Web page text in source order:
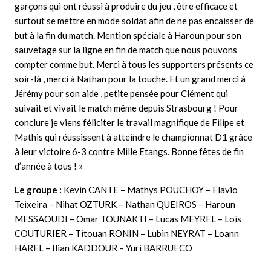
garçons qui ont réussi à produire du jeu , être efficace et
surtout se mettre en mode soldat afin de ne pas encaisser de
but à la fin du match. Mention spéciale à Haroun pour son
sauvetage sur la ligne en fin de match que nous pouvons
compter comme but. Merci à tous les supporters présents ce
soir-là , merci à Nathan pour la touche. Et un grand merci à
Jérémy pour son aide , petite pensée pour Clément qui
suivait et vivait le match même depuis Strasbourg ! Pour
conclure je viens féliciter le travail magnifique de Filipe et
Mathis qui réussissent à atteindre le championnat D1 grâce
à leur victoire 6-3 contre Mille Etangs. Bonne fêtes de fin
d’année à tous ! »
Le groupe : Kevin CANTE – Mathys POUCHOY – Flavio
Teixeira – Nihat OZTURK – Nathan QUEIROS – Haroun
MESSAOUDI – Omar TOUNAKTI – Lucas MEYREL – Loïs
COUTURIER – Titouan RONIN – Lubin NEYRAT – Loann
HAREL – Ilian KADDOUR – Yuri BARRUECO